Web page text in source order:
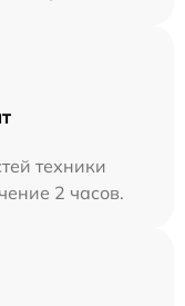
техники
2 часов.